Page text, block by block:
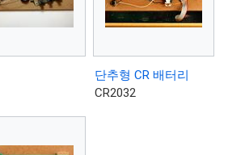
단추형 CR 배터리
CR2032